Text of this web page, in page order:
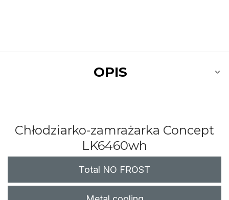
OPIS
Chłodziarko-zamrażarka Concept
LK6460wh
Total NO FROST